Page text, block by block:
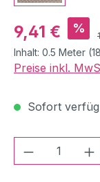
Verkaufspreis:
9,41 € %
Inhalt: 0.5 Meter
Preise inkl.
Sofort
Produkt